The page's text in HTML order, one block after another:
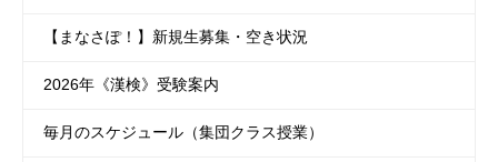
【まなさぽ！】新規生募集・空き状況
2026年《漢検》受験案内
毎月のスケジュール（集団クラス授業）